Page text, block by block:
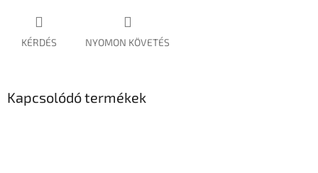
KÉRDÉS NYOMON KÖVETÉS
Kapcsolódó termékek